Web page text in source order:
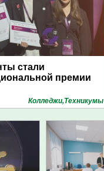
стали
премии
Колледжи,Техникумы